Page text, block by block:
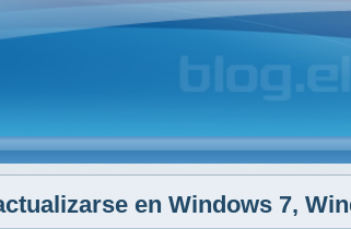
en Windows 7,